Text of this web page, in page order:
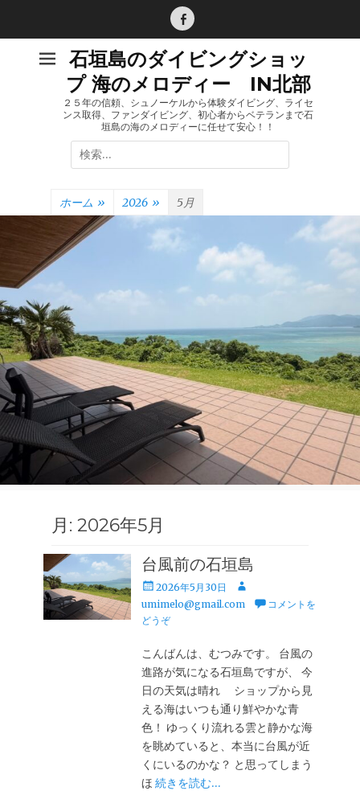
Facebook
石垣島のダイビングショッ
プ 海のメロディー IN北部
２５年の信頼、シュノーケルから体験ダイビング、ライセ
ンス取得、ファンダイビング、初心者からベテランまで石
垣島の海のメロディーに任せて安心！！
検
索:
ホーム » 2026 » 5月
月: 2026年5月
台風前の石垣島
投
稿
日
2026年5月30日
投
稿
umimelo@gmail.com
コメントを
どうぞ
こんばんは、むつみです。 台風の
進路が気になる石垣島ですが、 今
日の天気は晴れ ショップから見
える海はいつも通り鮮やかな青
色！ ゆっくり流れる雲と静かな海
を眺めていると、本当に台風が近
くにいるのかな？ と思ってしまう
ほ続きを読む…